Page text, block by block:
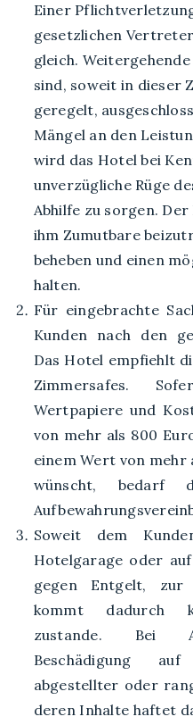
Einer
gesetzlichen
gleich.
sind, soweit in dieser
geregelt,
Mängel an den
wird das Hotel bei
unverzügliche Rüge
Abhilfe zu sorgen.
ihm Zumutbare
beheben und einen
halten.
Für eingebrachte
Kunden nach den
Das Hotel empfiehlt
Zimmersafes.
Wertpapiere und
von mehr als 800
einem Wert von mehr
wünscht, bedarf
Soweit dem
Hotelgarage oder
gegen Entgelt, zur
kommt dadurch
zustande. Bei
Beschädigung
abgestellter oder
deren Inhalte haftet